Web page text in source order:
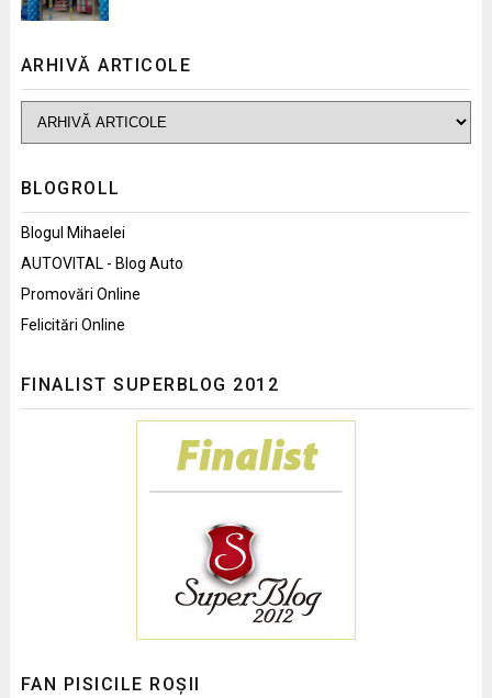
ARHIVĂ ARTICOLE
BLOGROLL
Blogul Mihaelei
AUTOVITAL - Blog Auto
Promovări Online
Felicitări Online
FINALIST SUPERBLOG 2012
FAN PISICILE ROȘII